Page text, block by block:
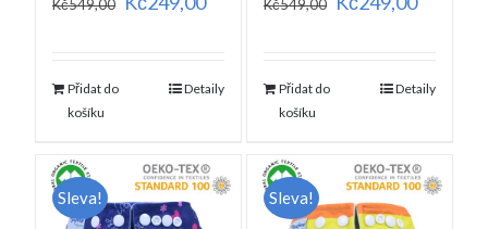
Kč549,00
Přidat do
košíku
Detaily
Kč549,00
Přidat do
košíku
Detaily
Sleva! Sleva!